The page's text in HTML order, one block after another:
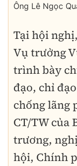
Ông Lê Ngọc
Tại hội
Vụ trưởng
trình bày
đạo, chỉ
chống lãng
CT/TW của
trương,
hội, Chính